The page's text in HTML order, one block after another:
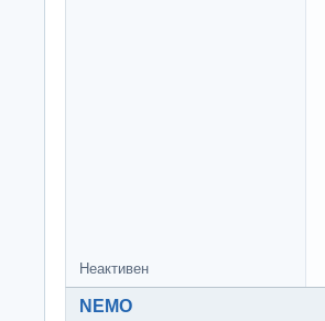
Неактивен
NEMO